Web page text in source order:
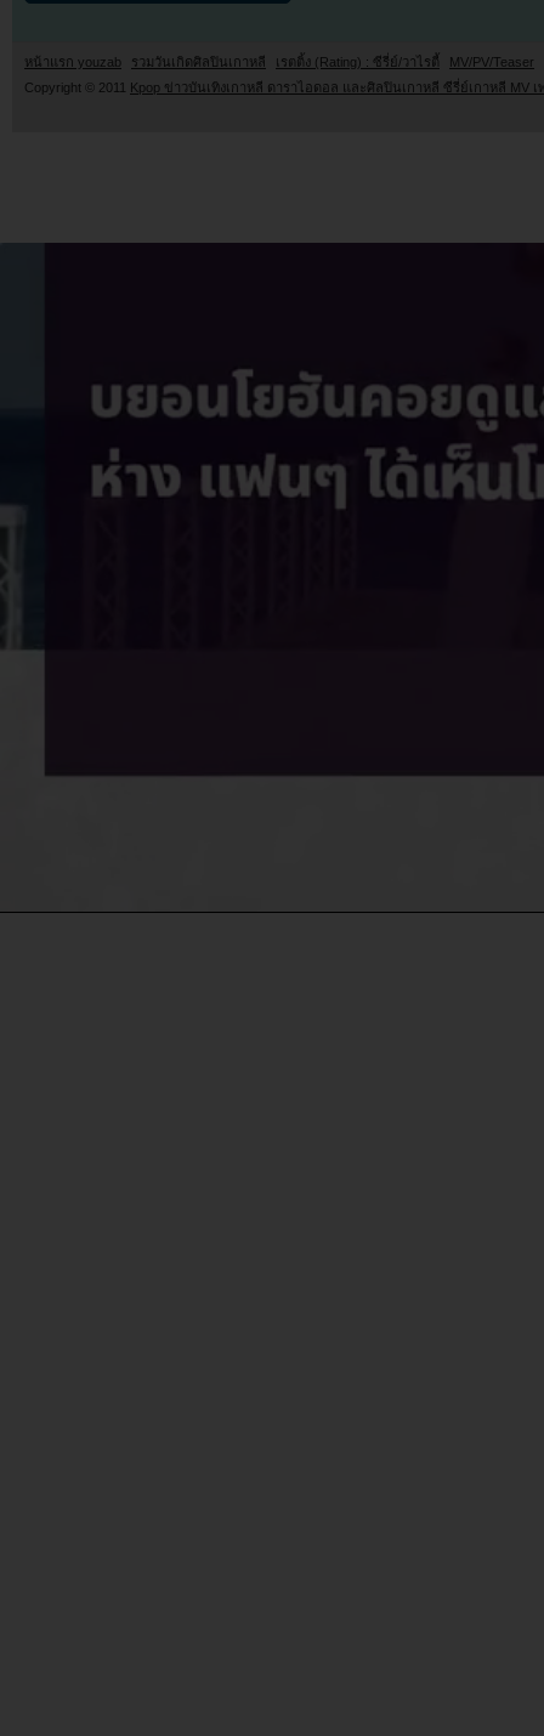
หน้าแรก youzab รวมวันเกิดศิลปินเกาหลี เรตติ้ง (Rating) : ซีรี่ย์/วาไรตี้
MV/PV/Teaser
Copyright © 2011 Kpop ข่าวบันเทิงเกาหลี ดาราไอดอล และศิลปินเกาหลี ซีรี่ย์เกาหลี MV